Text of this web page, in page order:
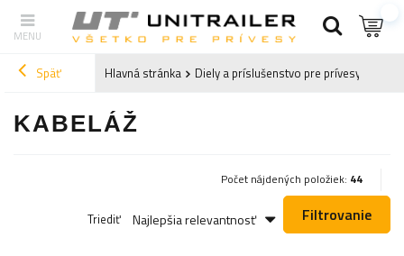
Späť Hlavná stránka Diely a príslušenstvo pre prívesy
KABELÁŽ
Počet nájdených položiek: 44
Triediť Najlepšia relevantnosť Filtrovanie